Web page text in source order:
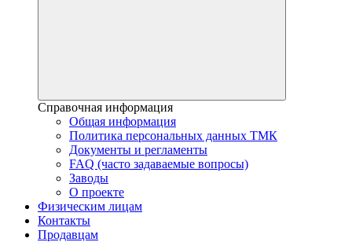
Справочная информация
Общая информация
Политика персональных данных ТМК
Документы и регламенты
FAQ (часто задаваемые вопросы)
Заводы
О проекте
Физическим лицам
Контакты
Продавцам